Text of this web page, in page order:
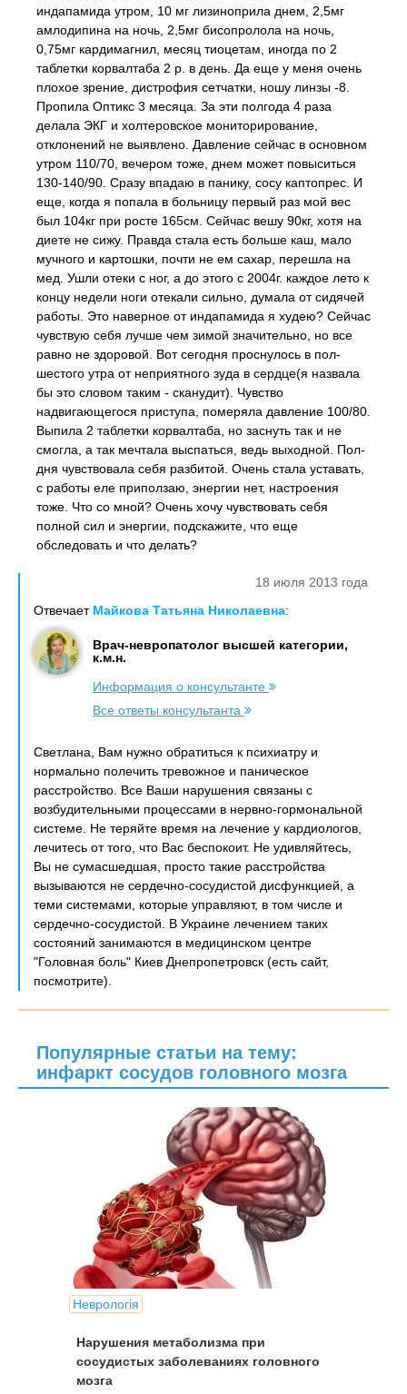
индапамида утром, 10 мг лизиноприла днем, 2,5мг
амлодипина на ночь, 2,5мг бисопролола на ночь,
0,75мг кардимагнил, месяц тиоцетам, иногда по 2
таблетки корвалтаба 2 р. в день. Да еще у меня очень
плохое зрение, дистрофия сетчатки, ношу линзы -8.
Пропила Оптикс 3 месяца. За эти полгода 4 раза
делала ЭКГ и холтеровское мониторирование,
отклонений не выявлено. Давление сейчас в основном
утром 110/70, вечером тоже, днем может повыситься
130-140/90. Сразу впадаю в панику, сосу каптопрес. И
еще, когда я попала в больницу первый раз мой вес
был 104кг при росте 165см. Сейчас вешу 90кг, хотя на
диете не сижу. Правда стала есть больше каш, мало
мучного и картошки, почти не ем сахар, перешла на
мед. Ушли отеки с ног, а до этого с 2004г. каждое лето к
концу недели ноги отекали сильно, думала от сидячей
работы. Это наверное от индапамида я худею? Сейчас
чувствую себя лучше чем зимой значительно, но все
равно не здоровой. Вот сегодня проснулось в пол-
шестого утра от неприятного зуда в сердце(я назвала
бы это словом таким - сканудит). Чувство
надвигающегося приступа, померяла давление 100/80.
Выпила 2 таблетки корвалтаба, но заснуть так и не
смогла, а так мечтала выспаться, ведь выходной. Пол-
дня чувствовала себя разбитой. Очень стала уставать,
с работы еле приползаю, энергии нет, настроения
тоже. Что со мной? Очень хочу чувствовать себя
полной сил и энергии, подскажите, что еще
обследовать и что делать?
18 июля 2013 года
Отвечает Майкова Татьяна Николаевна:
Врач-невропатолог высшей категории,
к.м.н.
Информация о консультанте
Все ответы консультанта
Светлана, Вам нужно обратиться к психиатру и
нормально полечить тревожное и паническое
расстройство. Все Ваши нарушения связаны с
возбудительными процессами в нервно-гормональной
системе. Не теряйте время на лечение у кардиологов,
лечитесь от того, что Вас беспокоит. Не удивляйтесь,
Вы не сумасшедшая, просто такие расстройства
вызываются не сердечно-сосудистой дисфункцией, а
теми системами, которые управляют, в том числе и
сердечно-сосудистой. В Украине лечением таких
состояний занимаются в медицинском центре
"Головная боль" Киев Днепропетровск (есть сайт,
посмотрите).
Популярные статьи на тему:
инфаркт сосудов головного мозга
Неврологія
Нарушения метаболизма при
сосудистых заболеваниях головного
мозга